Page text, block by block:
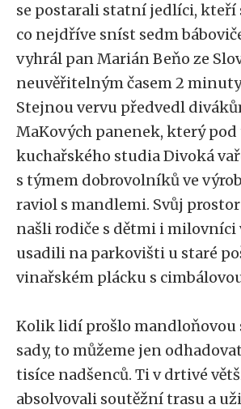
se postarali statní jedlíci, kteří
co nejdříve sníst sedm
vyhrál pan Marián Beňo ze
neuvěřitelným časem 2
Stejnou vervu předvedl
MaKových panenek, který
kuchařského studia Divoká
s týmem dobrovolníků ve
raviol s mandlemi. Svůj
našli rodiče s dětmi i milovníci
usadili na parkovišti u staré
vinařském plácku s
Kolik lidí prošlo mandloňovou
sady, to můžeme jen
tisíce nadšenců. Ti v drtivé
absolvovali soutěžní trasu a